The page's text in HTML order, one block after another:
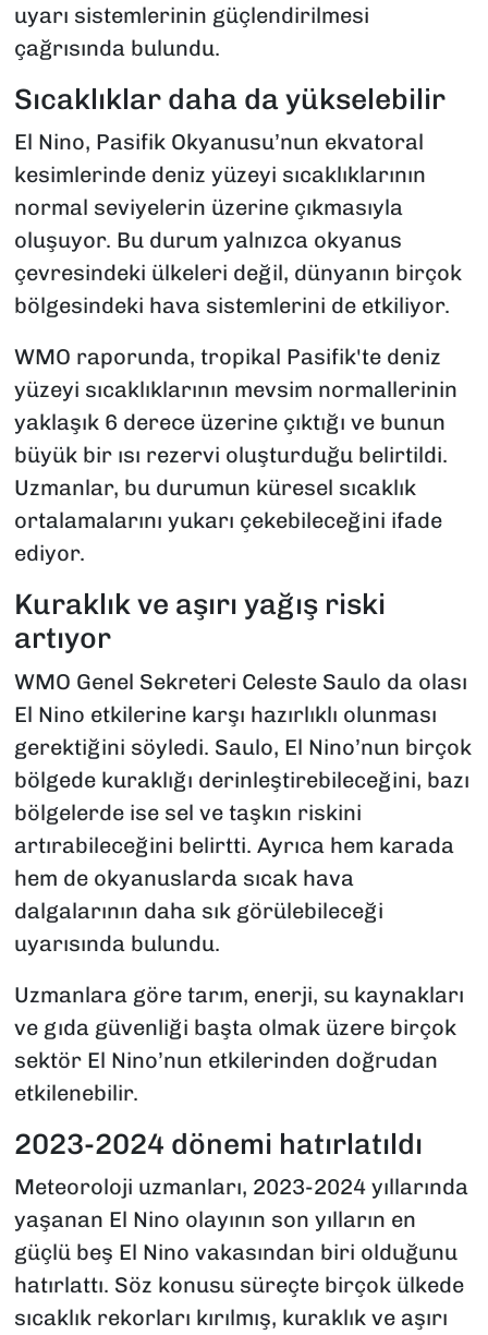
uyarı sistemlerinin güçlendirilmesi
çağrısında bulundu.
Sıcaklıklar daha da yükselebilir
El Nino, Pasifik Okyanusu’nun ekvatoral
kesimlerinde deniz yüzeyi sıcaklıklarının
normal seviyelerin üzerine çıkmasıyla
oluşuyor. Bu durum yalnızca okyanus
çevresindeki ülkeleri değil, dünyanın birçok
bölgesindeki hava sistemlerini de etkiliyor.
WMO raporunda, tropikal Pasifik'te deniz
yüzeyi sıcaklıklarının mevsim normallerinin
yaklaşık 6 derece üzerine çıktığı ve bunun
büyük bir ısı rezervi oluşturduğu belirtildi.
Uzmanlar, bu durumun küresel sıcaklık
ortalamalarını yukarı çekebileceğini ifade
ediyor.
Kuraklık ve aşırı yağış riski
artıyor
WMO Genel Sekreteri Celeste Saulo da olası
El Nino etkilerine karşı hazırlıklı olunması
gerektiğini söyledi. Saulo, El Nino’nun birçok
bölgede kuraklığı derinleştirebileceğini, bazı
bölgelerde ise sel ve taşkın riskini
artırabileceğini belirtti. Ayrıca hem karada
hem de okyanuslarda sıcak hava
dalgalarının daha sık görülebileceği
uyarısında bulundu.
Uzmanlara göre tarım, enerji, su kaynakları
ve gıda güvenliği başta olmak üzere birçok
sektör El Nino’nun etkilerinden doğrudan
etkilenebilir.
2023-2024 dönemi hatırlatıldı
Meteoroloji uzmanları, 2023-2024 yıllarında
yaşanan El Nino olayının son yılların en
güçlü beş El Nino vakasından biri olduğunu
hatırlattı. Söz konusu süreçte birçok ülkede
sıcaklık rekorları kırılmış, kuraklık ve aşırı